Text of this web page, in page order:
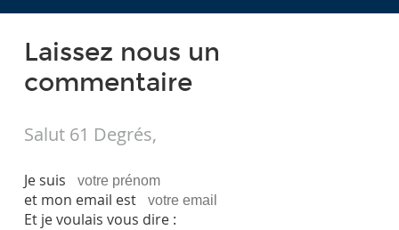
Laissez nous un
commentaire
Salut 61 Degrés,
Je suis
et mon email est
Et je voulais vous dire :